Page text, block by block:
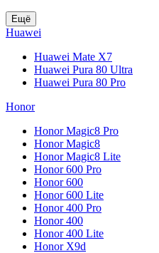
Ещё
Huawei
Huawei Mate X7
Huawei Pura 80 Ultra
Huawei Pura 80 Pro
Honor
Honor Magic8 Pro
Honor Magic8
Honor Magic8 Lite
Honor 600 Pro
Honor 600
Honor 600 Lite
Honor 400 Pro
Honor 400
Honor 400 Lite
Honor X9d